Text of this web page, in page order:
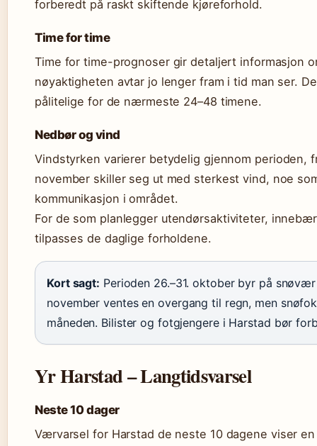
forberedt på raskt skiftende kjøreforhold.
Time for time
Time for time-prognoser gir detaljert informasjon
nøyaktigheten avtar jo lenger fram i tid man ser.
pålitelige for de nærmeste 24–48 timene.
Nedbør og vind
Vindstyrken varierer betydelig gjennom perioden,
november skiller seg ut med sterkest vind, noe
kommunikasjon i området.
For de som planlegger utendørsaktiviteter,
tilpasses de daglige forholdene.
Kort sagt: Perioden 26.–31. oktober byr på
november ventes en overgang til regn, men
måneden. Bilister og fotgjengere i Harstad bør
Yr Harstad – Langtidsvarsel
Neste 10 dager
Værvarsel for Harstad de neste 10 dagene viser